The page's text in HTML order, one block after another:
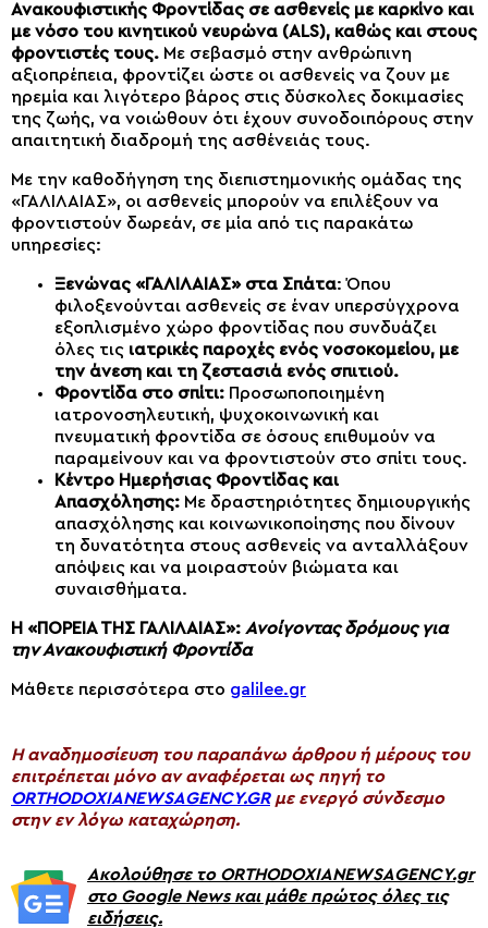
Ανακουφιστικής Φροντίδας σε ασθενείς με καρκίνο και
με νόσο του κινητικού νευρώνα (ALS), καθώς και στους
φροντιστές τους. Με σεβασμό στην ανθρώπινη
αξιοπρέπεια, φροντίζει ώστε οι ασθενείς να ζουν με
ηρεμία και λιγότερο βάρος στις δύσκολες δοκιμασίες
της ζωής, να νοιώθουν ότι έχουν συνοδοιπόρους στην
απαιτητική διαδρομή της ασθένειάς τους.
Με την καθοδήγηση της διεπιστημονικής ομάδας της
«ΓΑΛΙΛΑΙΑΣ», οι ασθενείς μπορούν να επιλέξουν να
φροντιστούν δωρεάν, σε μία από τις παρακάτω
υπηρεσίες:
Ξενώνας «ΓΑΛΙΛΑΙΑΣ» στα Σπάτα: Όπου
φιλοξενούνται ασθενείς σε έναν υπερσύγχρονα
εξοπλισμένο χώρο φροντίδας που συνδυάζει
όλες τις ιατρικές παροχές ενός νοσοκομείου, με
την άνεση και τη ζεστασιά ενός σπιτιού.
Φροντίδα στο σπίτι: Προσωποποιημένη
ιατρονοσηλευτική, ψυχοκοινωνική και
πνευματική φροντίδα σε όσους επιθυμούν να
παραμείνουν και να φροντιστούν στο σπίτι τους.
Κέντρο Ημερήσιας Φροντίδας και
Απασχόλησης: Με δραστηριότητες δημιουργικής
απασχόλησης και κοινωνικοποίησης που δίνουν
τη δυνατότητα στους ασθενείς να ανταλλάξουν
απόψεις και να μοιραστούν βιώματα και
συναισθήματα.
Η «ΠΟΡΕΙΑ ΤΗΣ ΓΑΛΙΛΑΙΑΣ»: Ανοίγοντας δρόμους για
την Ανακουφιστική Φροντίδα
Μάθετε περισσότερα στο galilee.gr
H αναδημοσίευση του παραπάνω άρθρου ή μέρους του
επιτρέπεται μόνο αν αναφέρεται ως πηγή το
ORTHODOXIANEWSAGENCY.GRμε ενεργό σύνδεσμο
στην εν λόγω καταχώρηση.
Ακολούθησε το ORTHODOXIANEWSAGENCY.gr
στο Google News και μάθε πρώτος όλες τις
ειδήσεις.